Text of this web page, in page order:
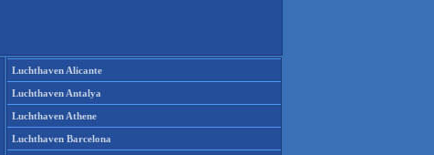
Luchthaven Alicante
Luchthaven Antalya
Luchthaven Athene
Luchthaven Barcelona